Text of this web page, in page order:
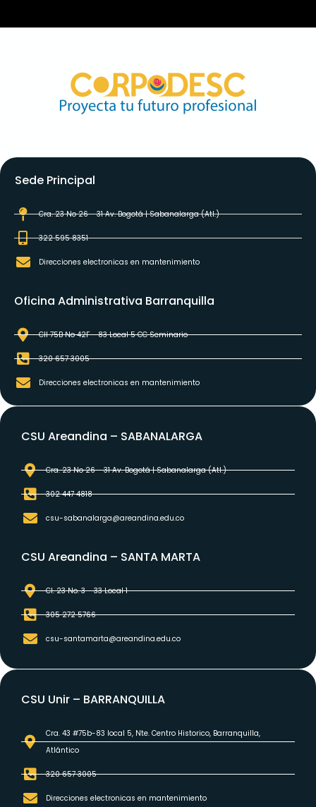
Sede Principal
Cra. 23 No 26 - 31 Av. Bogotá | Sabanalarga (Atl.)
322 595 8351
Direcciones electronicas en mantenimiento
Oficina Administrativa Barranquilla
Cll 75B No 42F - 83 Local 5 CC Seminario
320 657 3005
Direcciones electronicas en mantenimiento
CSU Areandina – SABANALARGA
Cra. 23 No 26 - 31 Av. Bogotá | Sabanalarga (Atl.)​
302 447 4818
csu-sabanalarga@areandina.edu.co
CSU Areandina – SANTA MARTA
Cl. 23 No. 3 - 33 Local 1
305 272 5766
csu-santamarta@areandina.edu.co
CSU Unir – BARRANQUILLA
Cra. 43 #75b-83 local 5, Nte. Centro Historico, Barranquilla,
Atlántico
320 657 3005
Direcciones electronicas en mantenimiento